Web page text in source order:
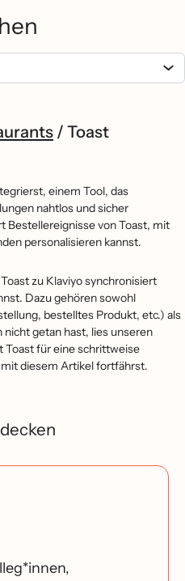
/ Toast
einem Tool, das
nahtlos und sicher
Bestellereignisse von Toast, mit
personalisieren kannst.
zu Klaviyo synchronisiert
Dazu gehören sowohl
bestelltes Produkt, etc.) als
nicht getan hast, lies unseren
Toast für eine schrittweise
diesem Artikel fortfährst.